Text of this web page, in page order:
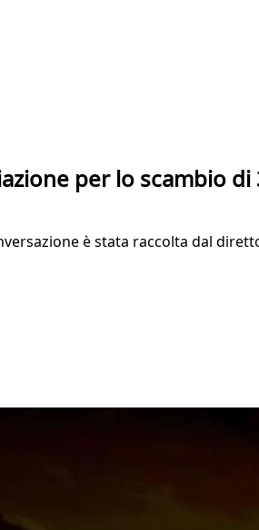
per lo scambio
è stata raccolta dal